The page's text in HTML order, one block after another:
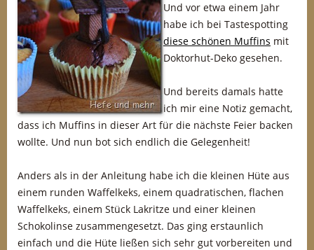
Und vor etwa einem Jahr
habe ich bei Tastespotting
diese schönen Muffins mit
Doktorhut-Deko gesehen.
Und bereits damals hatte
ich mir eine Notiz gemacht,
dass ich Muffins in dieser Art für die nächste Feier backen
wollte. Und nun bot sich endlich die Gelegenheit!
Anders als in der Anleitung habe ich die kleinen Hüte aus
einem runden Waffelkeks, einem quadratischen, flachen
Waffelkeks, einem Stück Lakritze und einer kleinen
Schokolinse zusammengesetzt. Das ging erstaunlich
einfach und die Hüte ließen sich sehr gut vorbereiten und